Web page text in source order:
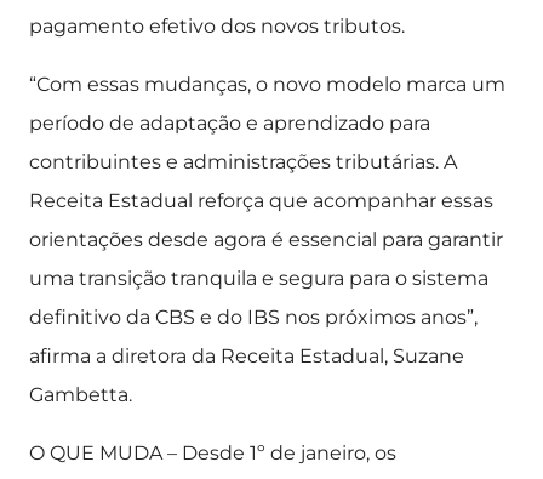
pagamento efetivo dos novos tributos.
“Com essas mudanças, o novo modelo marca um
período de adaptação e aprendizado para
contribuintes e administrações tributárias. A
Receita Estadual reforça que acompanhar essas
orientações desde agora é essencial para garantir
uma transição tranquila e segura para o sistema
definitivo da CBS e do IBS nos próximos anos”,
afirma a diretora da Receita Estadual, Suzane
Gambetta.
O QUE MUDA – Desde 1º de janeiro, os